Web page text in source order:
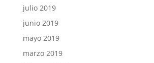
julio 2019
junio 2019
mayo 2019
marzo 2019